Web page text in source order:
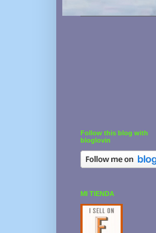
Follow this blog with
bloglovin
MI TIENDA